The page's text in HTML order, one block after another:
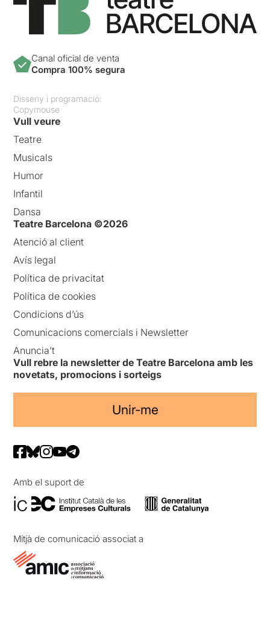
Canal oficial de venta
Compra 100% segura
Disseny i programació:
Copymouse
Vull veure
Teatre
Musicals
Humor
Infantil
Dansa
Teatre Barcelona ©2026
Atenció al client
Avís legal
Política de privacitat
Política de cookies
Condicions d’ús
Comunicacions comercials i Newsletter
Anuncia’t
Vull rebre la newsletter de Teatre Barcelona amb les
novetats, promocions i sorteigs
Unir-me
Amb el suport de
Mitjà de comunicació associat a